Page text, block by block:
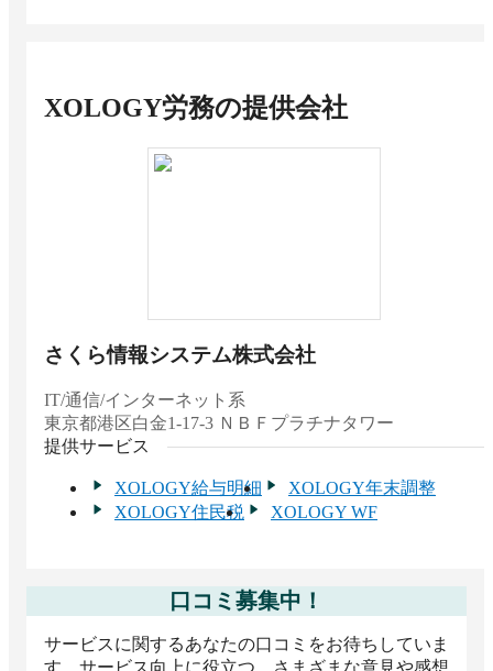
XOLOGY労務の提供会社
さくら情報システム株式会社
IT/通信/インターネット系
東京都港区白金1-17-3 ＮＢＦプラチナタワー
提供サービス
XOLOGY給与明細
XOLOGY年末調整
XOLOGY住民税
XOLOGY WF
口コミ募集中！
サービスに関するあなたの口コミをお待ちしていま